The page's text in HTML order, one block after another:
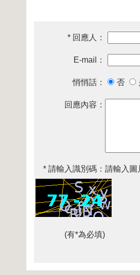
* 回應人：
E-mail：
悄悄話： 否
回應內容：
* 請輸入識別碼： 請輸入圖
(有*為必填)